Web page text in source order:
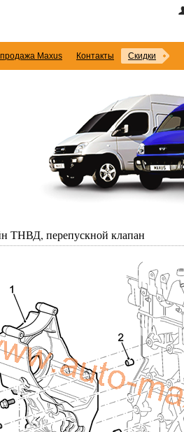
Maxus Контакты Скидки
ТНВД, перепускной клапан